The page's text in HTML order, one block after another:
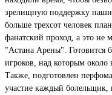
зрелищную поддержку
больше трехсот человек
фанатский проход, а это не
"Астана Арены". Готовится
игроков, над которым около
Также, подготовлен
участие каждый болельщик,